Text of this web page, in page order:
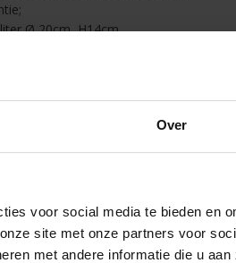
Over
voor social media te bieden en
site met onze partners voor
met andere informatie die u aan
Ø 20cm, H14cm.